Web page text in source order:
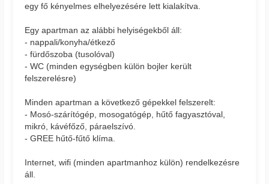
egy fő kényelmes elhelyezésére lett kialakítva.
Egy apartman az alábbi helyiségekből áll:
- nappali/konyha/étkező
- fürdőszoba (tusolóval)
- WC (minden egységben külön bojler került
felszerelésre)
Minden apartman a következő gépekkel felszerelt:
- Mosó-szárítógép, mosogatógép, hűtő fagyasztóval,
mikró, kávéfőző, páraelszívó.
- GREE hűtő-fűtő klíma.
Internet, wifi (minden apartmanhoz külön) rendelkezésre
áll.